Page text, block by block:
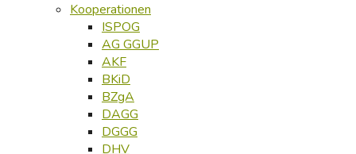
Kooperationen
ISPOG
AG GGUP
AKF
BKiD
BZgA
DAGG
DGGG
DHV